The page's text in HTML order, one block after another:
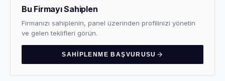
Bu Firmayı Sahiplen
Firmanızı sahiplenin, panel üzerinden profilinizi yönetin
ve gelen teklifleri görün.
SAHIPLENME BAŞVURUSU